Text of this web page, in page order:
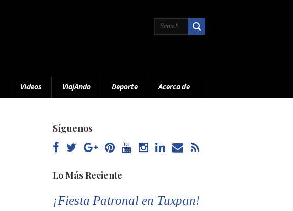
Videos ViajAndo Deporte Acerca de
Síguenos
Lo Más Reciente
¡Fiesta Patronal en Tuxpan!